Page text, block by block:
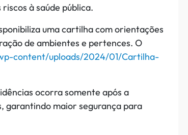
à saúde pública.
uma cartilha com orientações
de ambientes e pertences. O
content/uploads/2024/01/Cartilha-
ocorra somente após a
garantindo maior segurança para